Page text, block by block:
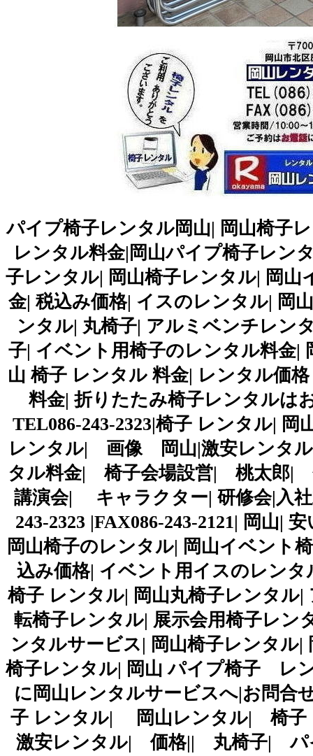
パイプ椅子レンタル岡山| 岡山椅子
レンタル料金|岡山パイプ椅子レン
子レンタル| 岡山椅子レンタル| 岡
金| 税込み価格| イスのレンタル| 岡
ンタル| 丸椅子| アルミベンチレン
子| イベント用椅子のレンタル料金|
山 椅子 レンタル 料金| レンタル価
料金| 折りたたみ椅子レンタルは
TEL086-243-2323|椅子 レンタル|
レンタル| 画像 岡山|激安レンタ
タル料金| 椅子会場設営| 桃太
講演会| キャラクター| 研修会|入
243-2323 |FAX086-243-2121| 岡山|
岡山椅子のレンタル| 岡山イベント
込み価格| イベント用イスのレン
椅子 レンタル| 岡山丸椅子レンタ
転椅子レンタル| 展示会用椅子レン
ンタルサービス| 岡山椅子レンタル
椅子レンタル| 岡山 パイプ椅子 レ
に岡山レンタルサービスへ|お
子 レンタル| 岡山レンタル|
激安レンタル| 価格|| 丸椅子| パ